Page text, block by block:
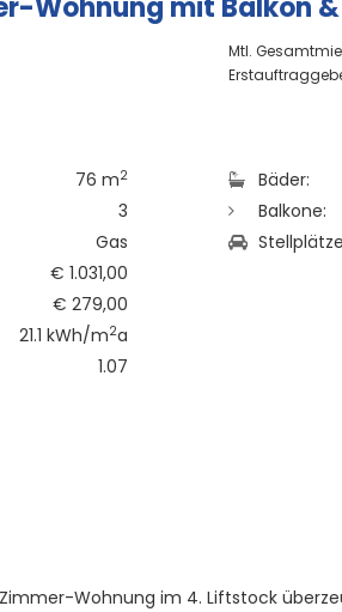
Wohnung mit Balkon
Mtl.
76 m2
3
Gas
€ 1.031,00
€ 279,00
21.1 kWh/m2a
1.07
Bäder:
Balkone:
Wohnung im 4. Liftstock